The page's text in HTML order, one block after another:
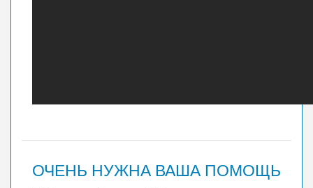
ОЧЕНЬ НУЖНА ВАША ПОМОЩЬ